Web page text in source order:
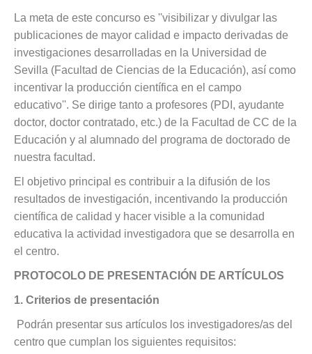
La meta de este concurso es ''visibilizar y divulgar las
publicaciones de mayor calidad e impacto derivadas de
investigaciones desarrolladas en la Universidad de
Sevilla (Facultad de Ciencias de la Educación), así como
incentivar la producción científica en el campo
educativo''. Se dirige tanto a profesores (PDI, ayudante
doctor, doctor contratado, etc.) de la Facultad de CC de la
Educación y al alumnado del programa de doctorado de
nuestra facultad.
El objetivo principal es contribuir a la difusión de los
resultados de investigación, incentivando la producción
científica de calidad y hacer visible a la comunidad
educativa la actividad investigadora que se desarrolla en
el centro.
PROTOCOLO DE PRESENTACIÓN DE ARTÍCULOS
1. Criterios de presentación
Podrán presentar sus artículos los investigadores/as del
centro que cumplan los siguientes requisitos: